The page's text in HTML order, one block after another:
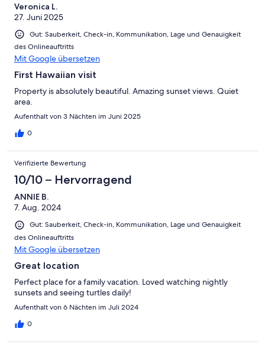
Veronica L.
27. Juni 2025
Gut: Sauberkeit, Check-in, Kommunikation, Lage und Genauigkeit
des Onlineauftritts
Mit Google übersetzen
First Hawaiian visit
Property is absolutely beautiful. Amazing sunset views. Quiet
area.
Aufenthalt von 3 Nächten im Juni 2025
0
Verifizierte Bewertung
10/10 – Hervorragend
ANNIE B.
7. Aug. 2024
Gut: Sauberkeit, Check-in, Kommunikation, Lage und Genauigkeit
des Onlineauftritts
Mit Google übersetzen
Great location
Perfect place for a family vacation. Loved watching nightly
sunsets and seeing turtles daily!
Aufenthalt von 6 Nächten im Juli 2024
0